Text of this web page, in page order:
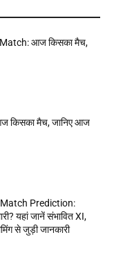
आज किसका मैच,
किसका मैच, जानिए आज
Prediction:
यहां जानें संभावित XI,
से जुड़ी जानकारी